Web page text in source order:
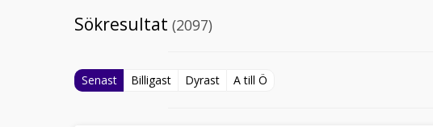
Sökresultat (2097)
Senast Billigast Dyrast A till Ö